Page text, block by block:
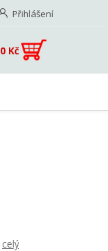
Přihlášení
0 Kč
celý